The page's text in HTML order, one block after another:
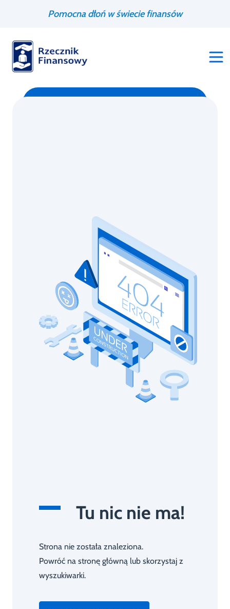
Pomocna dłoń w świecie finansów
Tu nic nie ma!
Strona nie została znaleziona.
Powróć na stronę główną lub skorzystaj z
wyszukiwarki.